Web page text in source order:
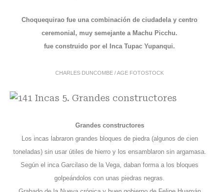
Choquequirao fue una combinación de ciudadela y centro
ceremonial, muy semejante a Machu Picchu.
fue construido por el Inca Tupac Yupanqui.
CHARLES DUNCOMBE / AGE FOTOSTOCK
Grandes constructores
Los incas labraron grandes bloques de piedra (algunos de cien
toneladas) sin usar útiles de hierro y los ensamblaron sin argamasa.
Según el inca Garcilaso de la Vega, daban forma a los bloques
golpeándolos con unas piedras negras.